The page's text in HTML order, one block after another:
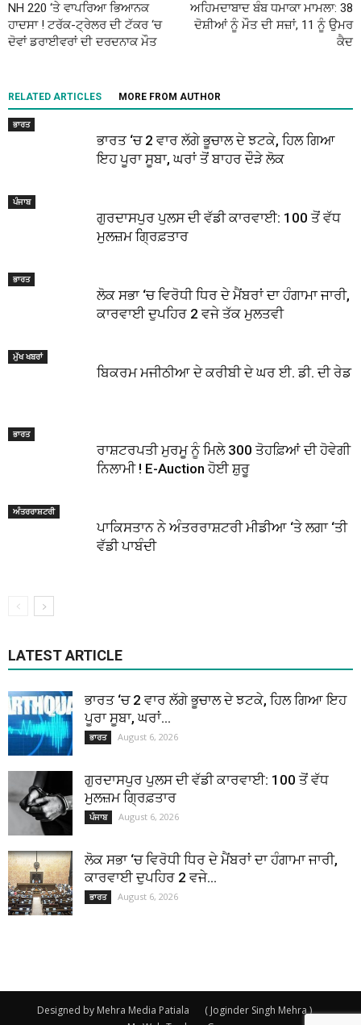
NH 220 ‘ਤੇ ਵਾਪਰਿਆ ਭਿਆਨਕ
ਹਾਦਸਾ ! ਟਰੱਕ-ਟ੍ਰੇਲਰ ਦੀ ਟੱਕਰ ‘ਚ
ਦੋਵਾਂ ਡਰਾਈਵਰਾਂ ਦੀ ਦਰਦਨਾਕ ਮੌਤ
ਅਹਿਮਦਾਬਾਦ ਬੰਬ ਧਮਾਕਾ ਮਾਮਲਾ: 38
ਦੋਸ਼ੀਆਂ ਨੂੰ ਮੌਤ ਦੀ ਸਜ਼ਾਂ, 11 ਨੂੰ ਉਮਰ
ਕੈਦ
RELATED ARTICLES MORE FROM AUTHOR
ਭਾਰਤ
ਭਾਰਤ ‘ਚ 2 ਵਾਰ ਲੱਗੇ ਭੂਚਾਲ ਦੇ ਝਟਕੇ, ਹਿਲ ਗਿਆ
ਇਹ ਪੂਰਾ ਸੂਬਾ, ਘਰਾਂ ਤੋਂ ਬਾਹਰ ਦੌੜੇ ਲੋਕ
ਪੰਜਾਬ
ਗੁਰਦਾਸਪੁਰ ਪੁਲਸ ਦੀ ਵੱਡੀ ਕਾਰਵਾਈ: 100 ਤੋਂ ਵੱਧ
ਮੁਲਜ਼ਮ ਗ੍ਰਿਫ਼ਤਾਰ
ਭਾਰਤ
ਲੋਕ ਸਭਾ ‘ਚ ਵਿਰੋਧੀ ਧਿਰ ਦੇ ਮੈਂਬਰਾਂ ਦਾ ਹੰਗਾਮਾ ਜਾਰੀ,
ਕਾਰਵਾਈ ਦੁਪਹਿਰ 2 ਵਜੇ ਤੱਕ ਮੁਲਤਵੀ
ਮੁੱਖ ਖਬਰਾਂ
ਬਿਕਰਮ ਮਜੀਠੀਆ ਦੇ ਕਰੀਬੀ ਦੇ ਘਰ ਈ. ਡੀ. ਦੀ ਰੇਡ
ਭਾਰਤ
ਰਾਸ਼ਟਰਪਤੀ ਮੁਰਮੂ ਨੂੰ ਮਿਲੇ 300 ਤੋਹਫ਼ਿਆਂ ਦੀ ਹੋਵੇਗੀ
ਨਿਲਾਮੀ ! E-Auction ਹੋਈ ਸ਼ੁਰੂ
ਅੰਤਰਰਾਸ਼ਟਰੀ
ਪਾਕਿਸਤਾਨ ਨੇ ਅੰਤਰਰਾਸ਼ਟਰੀ ਮੀਡੀਆ ‘ਤੇ ਲਗਾ ‘ਤੀ
ਵੱਡੀ ਪਾਬੰਦੀ
LATEST ARTICLE
ਭਾਰਤ ‘ਚ 2 ਵਾਰ ਲੱਗੇ ਭੂਚਾਲ ਦੇ ਝਟਕੇ, ਹਿਲ ਗਿਆ ਇਹ
ਪੂਰਾ ਸੂਬਾ, ਘਰਾਂ...
ਭਾਰਤ August 6, 2026
ਗੁਰਦਾਸਪੁਰ ਪੁਲਸ ਦੀ ਵੱਡੀ ਕਾਰਵਾਈ: 100 ਤੋਂ ਵੱਧ
ਮੁਲਜ਼ਮ ਗ੍ਰਿਫ਼ਤਾਰ
ਪੰਜਾਬ August 6, 2026
ਲੋਕ ਸਭਾ ‘ਚ ਵਿਰੋਧੀ ਧਿਰ ਦੇ ਮੈਂਬਰਾਂ ਦਾ ਹੰਗਾਮਾ ਜਾਰੀ,
ਕਾਰਵਾਈ ਦੁਪਹਿਰ 2 ਵਜੇ...
ਭਾਰਤ August 6, 2026
Designed by Mehra Media Patiala
( Joginder Singh Mehra )